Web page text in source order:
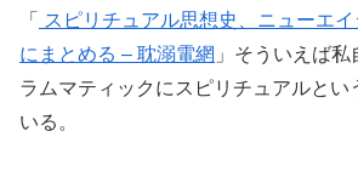
「
スピリチュアル思想史、ニューエ
にまとめる – 耽溺電網 」そういえば
ラムマティックにスピリチュアルとい
いる。